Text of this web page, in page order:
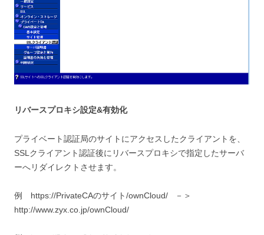
リバースプロキシ設定&有効化
プライベート認証局のサイトにアクセスしたクライアントを、
SSLクライアント認証後にリバースプロキシで指定したサーバ
ーへリダイレクトさせます。
例 https://PrivateCAのサイト/ownCloud/ －＞
http://www.zyx.co.jp/ownCloud/